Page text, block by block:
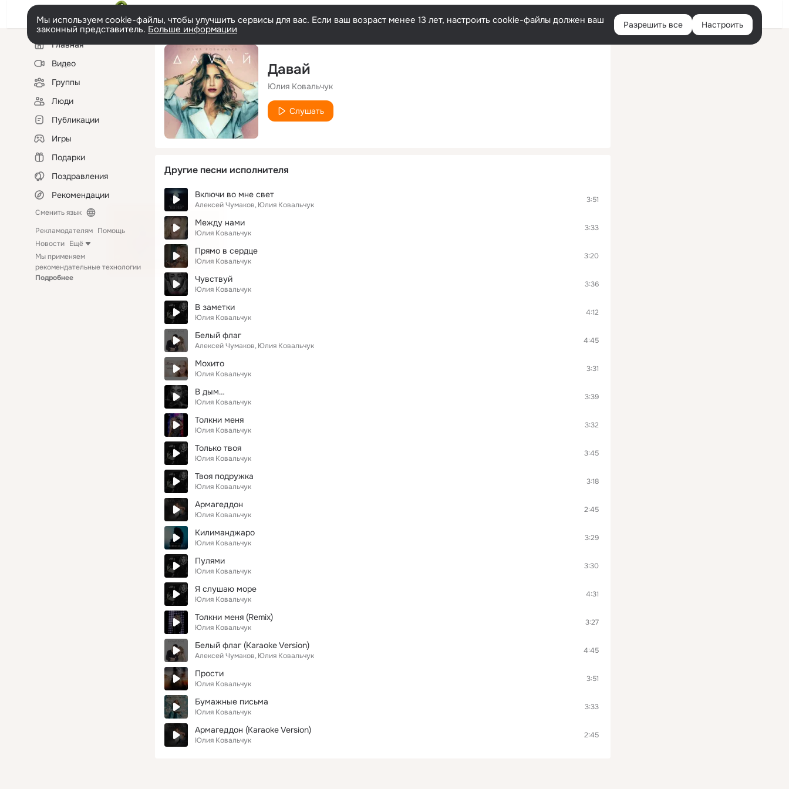
Войти
Мы используем cookie-файлы, чтобы улучшить сервисы для вас. Если ваш возраст менее 13 лет, настроить cookie-файлы должен ваш
законный представитель. Больше информации Разрешить все Настроить
Левая
колонкаГлавная
Видео
Группы
Люди
Публикации
Игры
Подарки
Поздравления
Рекомендации
Сменить язык
Рекламодателям Помощь
Новости Ещё
Мы применяем
рекомендательные технологии
Подробнее
Давай
Юлия Ковальчук
Слушать
Другие песни исполнителя
Включи во мне свет
Алексей Чумаков Юлия Ковальчук
3:51
Между нами
Юлия Ковальчук
3:33
Прямо в сердце
Юлия Ковальчук
3:20
Чувствуй
Юлия Ковальчук
3:36
В заметки
Юлия Ковальчук
4:12
Белый флаг
Алексей Чумаков Юлия Ковальчук
4:45
Мохито
Юлия Ковальчук
3:31
В дым…
Юлия Ковальчук
3:39
Толкни меня
Юлия Ковальчук
3:32
Только твоя
Юлия Ковальчук
3:45
Твоя подружка
Юлия Ковальчук
3:18
Армагеддон
Юлия Ковальчук
2:45
Килиманджаро
Юлия Ковальчук
3:29
Пулями
Юлия Ковальчук
3:30
Я слушаю море
Юлия Ковальчук
4:31
Толкни меня (Remix)
Юлия Ковальчук
3:27
Белый флаг (Karaoke Version)
Алексей Чумаков Юлия Ковальчук
4:45
Прости
Юлия Ковальчук
3:51
Бумажные письма
Юлия Ковальчук
3:33
Армагеддон (Karaoke Version)
Юлия Ковальчук
2:45